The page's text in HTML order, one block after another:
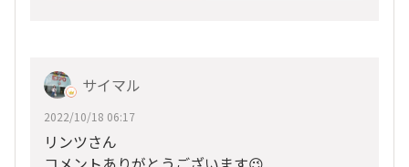
サイマル
2022/10/18 06:17
リンツさん